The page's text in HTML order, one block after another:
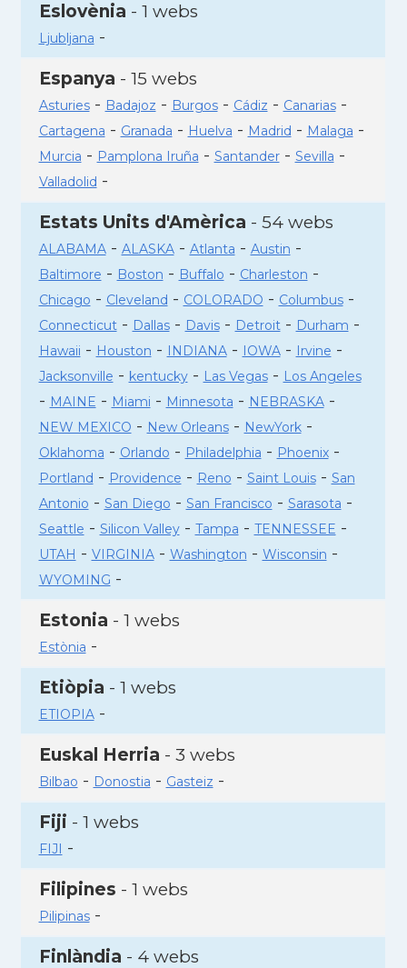
Eslovènia - 1 webs
Ljubljana -
Espanya - 15 webs
Asturies- Badajoz - Burgos- Cádiz - Canarias-
Cartagena - Granada - Huelva - Madrid - Malaga -
Murcia - Pamplona Iruña - Santander- Sevilla -
Valladolid -
Estats Units d'Amèrica - 54 webs
ALABAMA- ALASKA- Atlanta - Austin -
Baltimore - Boston - Buffalo - Charleston -
Chicago - Cleveland - COLORADO - Columbus-
Connecticut- Dallas- Davis- Detroit- Durham -
Hawaii - Houston - INDIANA- IOWA- Irvine -
Jacksonville - kentucky- Las Vegas- Los Angeles
- MAINE - Miami - Minnesota - NEBRASKA-
NEW MEXICO - New Orleans- NewYork-
Oklahoma - Orlando - Philadelphia - Phoenix-
Portland - Providence - Reno - Saint Louis- San
Antonio - San Diego - San Francisco - Sarasota -
Seattle - Silicon Valley- Tampa - TENNESSEE -
UTAH - VIRGINIA- Washington - Wisconsin -
WYOMING -
Estonia - 1 webs
Estònia -
Etiòpia - 1 webs
ETIOPIA-
Euskal Herria - 3 webs
Bilbao - Donostia - Gasteiz -
Fiji - 1 webs
FIJI -
Filipines - 1 webs
Pilipinas-
Finlàndia - 4 webs